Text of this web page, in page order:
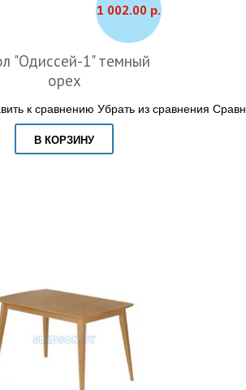
1 002.00 р.
"Одиссей-1" темный
орех
к сравнению Убрать из сравнения
В КОРЗИНУ